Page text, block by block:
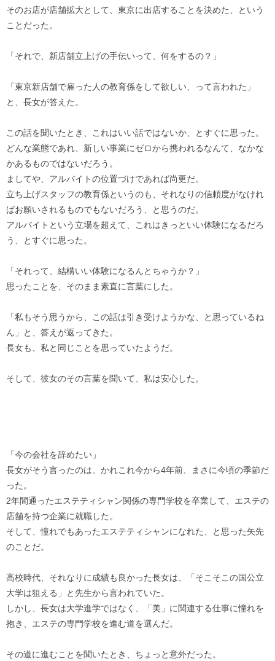
そのお店が店舗拡大として、東京に出店することを決めた、という
ことだった。
「それで、新店舗立上げの手伝いって、何をするの？」
「東京新店舗で雇った人の教育係をして欲しい、って言われた」
と、長女が答えた。
この話を聞いたとき、これはいい話ではないか、とすぐに思った。
どんな業態であれ、新しい事業にゼロから携われるなんて、なかな
かあるものではないだろう。
ましてや、アルバイトの位置づけであれば尚更だ。
立ち上げスタッフの教育係というのも、それなりの信頼度がなけれ
ばお願いされるものでもないだろう、と思うのだ。
アルバイトという立場を超えて、これはきっといい体験になるだろ
う、とすぐに思った。
「それって、結構いい体験になるんとちゃうか？」
思ったことを、そのまま素直に言葉にした。
「私もそう思うから、この話は引き受けようかな、と思っているね
ん」と、答えが返ってきた。
長女も、私と同じことを思っていたようだ。
そして、彼女のその言葉を聞いて、私は安心した。
「今の会社を辞めたい」
長女がそう言ったのは、かれこれ今から4年前、まさに今頃の季節だ
った。
2年間通ったエステティシャン関係の専門学校を卒業して、エステの
店舗を持つ企業に就職した。
そして、憧れでもあったエステティシャンになれた、と思った矢先
のことだ。
高校時代、それなりに成績も良かった長女は、「そこそこの国公立
大学は狙える」と先生から言われていた。
しかし、長女は大学進学ではなく、「美」に関連する仕事に憧れを
抱き、エステの専門学校を進む道を選んだ。
その道に進むことを聞いたとき、ちょっと意外だった。